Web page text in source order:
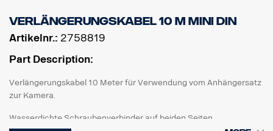
Verlängerungskabel 10 m MINI DIN
Artikelnr.: 2758819
Part Description:
Verlängerungskabel 10 Meter für Verwendung vom Anhängersatz
zur Kamera.
Wasserdichte Schraubenverbinder auf beiden Seiten.